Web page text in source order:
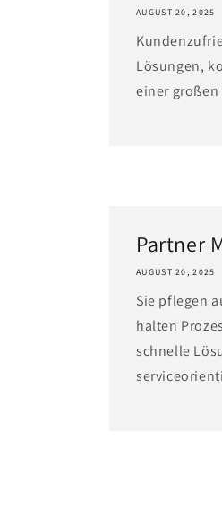
AUGUST 20, 2025
Lösungen,
einer großen
Partner
AUGUST 20, 2025
Sie pflegen
halten
schnelle